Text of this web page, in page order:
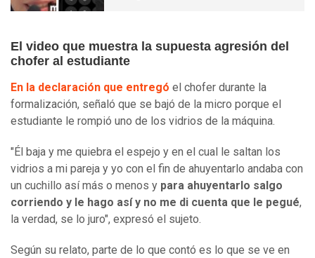
El video que muestra la supuesta agresión del
chofer al estudiante
En la declaración que entregó el chofer durante la
formalización, señaló que se bajó de la micro porque el
estudiante le rompió uno de los vidrios de la máquina.
"Él baja y me quiebra el espejo y en el cual le saltan los
vidrios a mi pareja y yo con el fin de ahuyentarlo andaba con
un cuchillo así más o menos y para ahuyentarlo salgo
corriendo y le hago así y no me di cuenta que le pegué,
la verdad, se lo juro", expresó el sujeto.
Según su relato, parte de lo que contó es lo que se ve en